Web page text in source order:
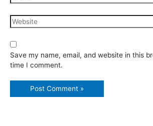
Website
Save my name, email, and website in this
time I comment.